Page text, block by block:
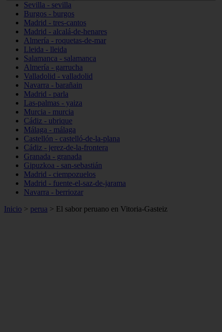
Sevilla - sevilla
Burgos - burgos
Madrid - tres-cantos
Madrid - alcalá-de-henares
Almería - roquetas-de-mar
Lleida - lleida
Salamanca - salamanca
Almería - garrucha
Valladolid - valladolid
Navarra - barañain
Madrid - parla
Las-palmas - yaiza
Murcia - murcia
Cádiz - ubrique
Málaga - málaga
Castellón - castelló-de-la-plana
Cádiz - jerez-de-la-frontera
Granada - granada
Gipuzkoa - san-sebastián
Madrid - ciempozuelos
Madrid - fuente-el-saz-de-jarama
Navarra - berriozar
Inicio > perua > El sabor peruano en Vitoria-Gasteiz